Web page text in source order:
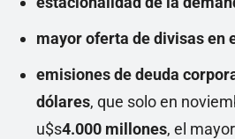
mayor oferta de divisas en
emisiones de deuda
dólares, que solo en
u$s4.000 millones, el